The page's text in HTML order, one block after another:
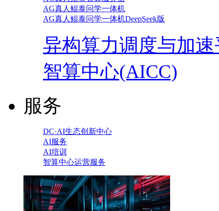
AG真人鲲泰问学一体机
AG真人鲲泰问学一体机DeepSeek版
异构算力调度与加
智算中心(AICC)
服务
DC·AI生态创新中心
AI服务
AI培训
智算中心运营服务